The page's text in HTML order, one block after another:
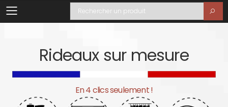
Toggle mobile menu
Recherche
Rideaux sur mesure
En 4 clics seulement !